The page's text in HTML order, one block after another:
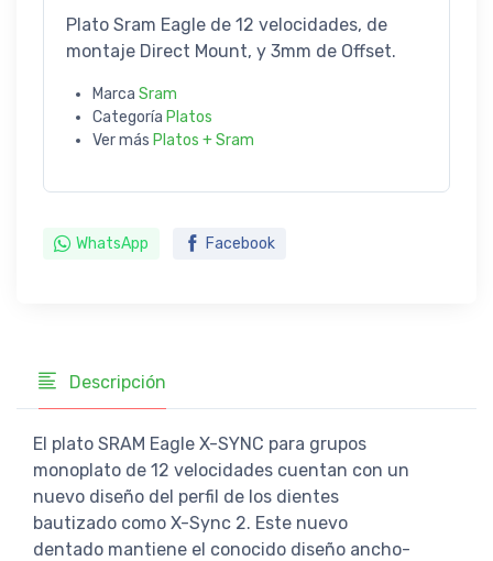
Plato Sram Eagle de 12 velocidades, de
montaje Direct Mount, y 3mm de Offset.
Marca Sram
Categoría Platos
Ver más Platos + Sram
WhatsApp Facebook
Descripción
El plato SRAM Eagle X-SYNC para grupos
monoplato de 12 velocidades cuentan con un
nuevo diseño del perfil de los dientes
bautizado como X-Sync 2. Este nuevo
dentado mantiene el conocido diseño ancho-